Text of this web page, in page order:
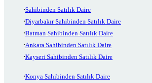
Sahibinden Satılık Daire
Diyarbakır Sahibinden Satılık Daire
Batman Sahibinden Satılık Daire
Ankara Sahibinden Satılık Daire
Kayseri Sahibinden Satılık Daire
Konya Sahibinden Satılık Daire